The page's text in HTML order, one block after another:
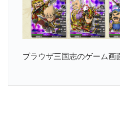
ブラウザ三国志のゲーム画